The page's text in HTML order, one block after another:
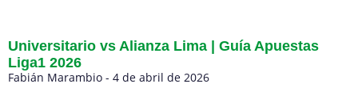
Universitario vs Alianza Lima | Guía Apuestas
Liga1 2026
Fabián Marambio 4 de abril de 2026